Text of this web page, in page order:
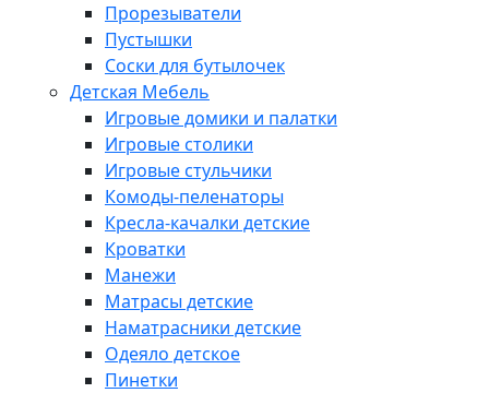
Прорезыватели
Пустышки
Соски для бутылочек
Детская Мебель
Игровые домики и палатки
Игровые столики
Игровые стульчики
Комоды-пеленаторы
Кресла-качалки детские
Кроватки
Манежи
Матрасы детские
Наматрасники детские
Одеяло детское
Пинетки